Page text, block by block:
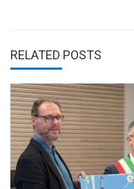
RELATED POSTS